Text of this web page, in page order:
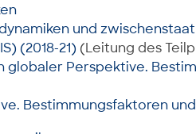
und
(2018-21) (Leitung des
Perspektive.
Bestimmungsfaktoren